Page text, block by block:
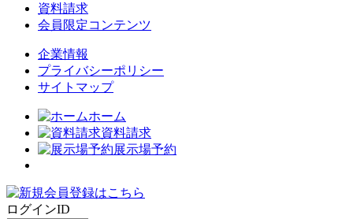
資料請求
会員限定コンテンツ
企業情報
プライバシーポリシー
サイトマップ
ホーム
資料請求
展示場予約
ログインID